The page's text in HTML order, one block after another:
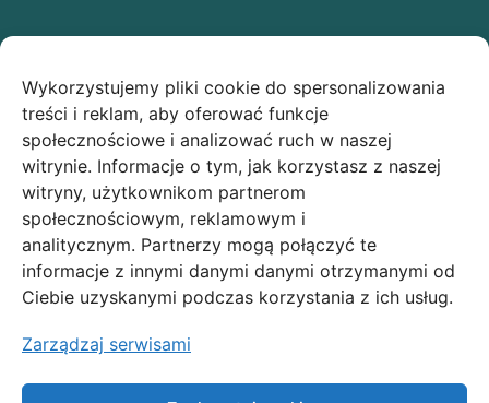
Wykorzystujemy pliki cookie do spersonalizowania
treści i reklam, aby oferować funkcje
społecznościowe i analizować ruch w naszej
witrynie. Informacje o tym, jak korzystasz z naszej
witryny, użytkownikom partnerom
społecznościowym, reklamowym i
analitycznym. Partnerzy mogą połączyć te
informacje z innymi danymi danymi otrzymanymi od
Ciebie uzyskanymi podczas korzystania z ich usług.
Zarządzaj serwisami
Ostatnie wpisy
Świąteczna owsianka z makiem low FODMAP –
idealny przepis na Boże Narodzenie!
Makowe ciasteczka low FODMAP
Polityka prywatności
Polityka plików cookies
Moje konto
Zamówienia